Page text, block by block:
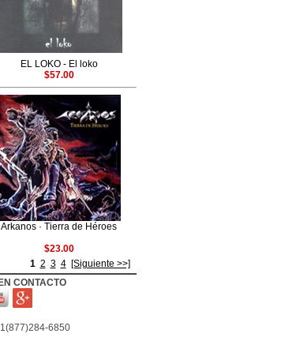
EL LOKO - El loko
$57.00
Arkanos · Tierra de Héroes
$23.00
1 2 3 4 [Siguiente >>]
CONTACTO
6850